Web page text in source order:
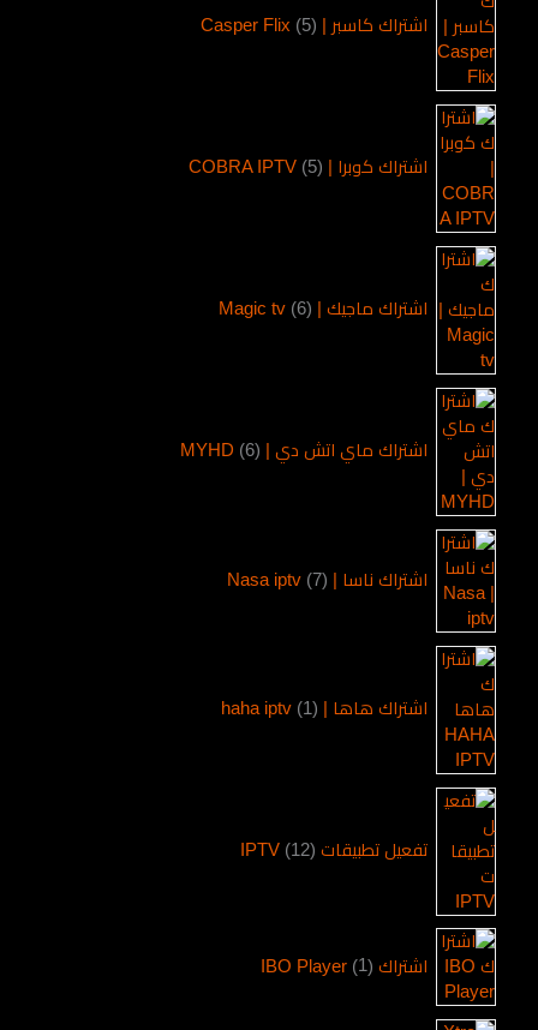
اشتراك كاسبر | Casper Flix 5
اشتراك كوبرا | COBRA IPTV 5
اشتراك ماجيك | Magic tv 6
اشتراك ماي اتش دي | MYHD 6
اشتراك ناسا | Nasa iptv 7
اشتراك هاها | haha iptv 1
تفعيل تطبيقات IPTV 12
اشتراك IBO Player 1